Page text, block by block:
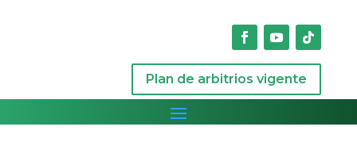
Plan de arbitrios vigente